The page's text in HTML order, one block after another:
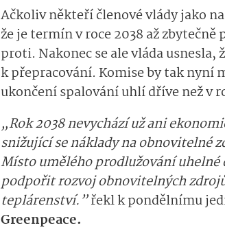
Ačkoliv někteří členové vlády jako
že je termín v roce 2038 až
proti. Nakonec se ale vláda
k přepracování. Komise by tak nyní
ukončení spalování uhlí dříve než v
„Rok 2038 nevychází už ani
snižující se náklady na obnovitelné
Místo umělého prodlužování
podpořit rozvoj obnovitelných
teplárenství.”řekl k pondělnímu
Greenpeace.